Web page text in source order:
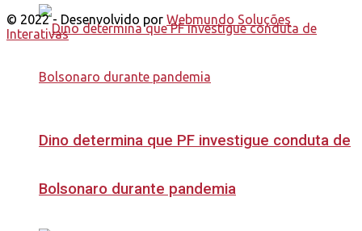
Dino determina que PF investigue conduta de
Bolsonaro durante pandemia
© 2022 - Desenvolvido por Webmundo Soluções
Interativas